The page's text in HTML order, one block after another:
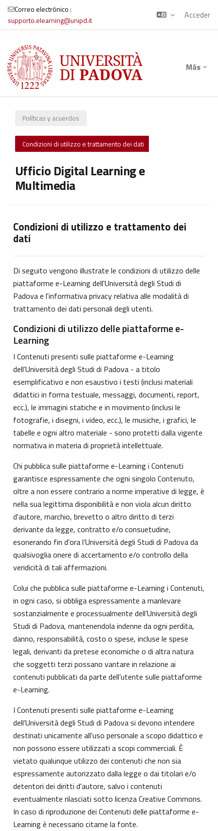
Salta al contenido principal
Correo electrónico :
supporto.elearning@unipd.it
Acceder
Más
Políticas y acuerdos
Condizioni di utilizzo e trattamento dei dati
Ufficio Digital Learning e
Multimedia
Condizioni di utilizzo e trattamento dei
dati
Di seguito vengono illustrate le condizioni di utilizzo delle
piattaforme e-Learning dell'Università degli Studi di
Padova e l'informativa privacy relativa alle modalità di
trattamento dei dati personali degli utenti.
Condizioni di utilizzo delle piattaforme e-
Learning
I Contenuti presenti sulle piattaforme e-Learning
dell’Università degli Studi di Padova - a titolo
esemplificativo e non esaustivo i testi (inclusi materiali
didattici in forma testuale, messaggi, documenti, report,
ecc.), le immagini statiche e in movimento (inclusi le
fotografie, i disegni, i video, ecc.), le musiche, i grafici, le
tabelle e ogni altro materiale - sono protetti dalla vigente
normativa in materia di proprietà intellettuale.
Chi pubblica sulle piattaforme e-Learning i Contenuti
garantisce espressamente che ogni singolo Contenuto,
oltre a non essere contrario a norme imperative di legge, è
nella sua legittima disponibilità e non viola alcun diritto
d'autore, marchio, brevetto o altro diritto di terzi
derivante da legge, contratto e/o consuetudine,
esonerando fin d'ora l’Università degli Studi di Padova da
qualsivoglia onere di accertamento e/o controllo della
veridicità di tali affermazioni.
Colui che pubblica sulle piattaforme e-Learning i Contenuti,
in ogni caso, si obbliga espressamente a manlevare
sostanzialmente e processualmente dell’Università degli
Studi di Padova, mantenendola indenne da ogni perdita,
danno, responsabilità, costo o spese, incluse le spese
legali, derivanti da pretese economiche o di altra natura
che soggetti terzi possano vantare in relazione ai
contenuti pubblicati da parte dell’utente sulle piattaforme
e-Learning.
I Contenuti presenti sulle piattaforme e-Learning
dell’Università degli Studi di Padova si devono intendere
destinati unicamente all'uso personale a scopo didattico e
non possono essere utilizzati a scopi commerciali. È
vietato qualunque utilizzo dei contenuti che non sia
espressamente autorizzato dalla legge o dai titolari e/o
detentori dei diritti d'autore, salvo i contenuti
eventualmente rilasciati sotto licenza Creative Commons.
In caso di riproduzione dei Contenuti delle piattaforme e-
Learning è necessario citarne la fonte.